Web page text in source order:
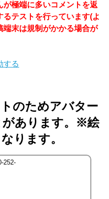
極端に多いコメントを返
テストを行っています(よ
端末は規制がかかる場合が
する
のためアバター
があります。※絵
ります。
252-